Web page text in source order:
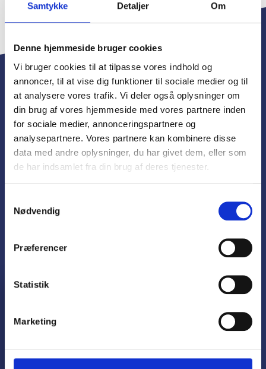
Samtykke Detaljer Om
Denne hjemmeside bruger cookies
Vi bruger cookies til at tilpasse vores indhold og
annoncer, til at vise dig funktioner til sociale medier og til
at analysere vores trafik. Vi deler også oplysninger om
din brug af vores hjemmeside med vores partnere inden
for sociale medier, annonceringspartnere og
analysepartnere. Vores partnere kan kombinere disse
data med andre oplysninger, du har givet dem, eller som
de har indsamlet fra din brug af deres tjenester.
Nødvendig
Præferencer
Statistik
Marketing
ET NETVÆRK AF
TROVÆRDIGE
BRUGTBILSFORH
ANDLERE